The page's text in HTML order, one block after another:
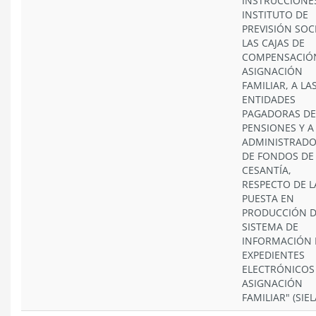
INSTITUTO DE
PREVISIÓN
LAS CAJAS DE
ASIGNACIÓN
FAMILIAR, A
ENTIDADES
PAGADORAS DE
PENSIONES Y
DE FONDOS DE
CESANTÍA,
RESPECTO DE
PUESTA EN
PRODUCCIÓN
SISTEMA DE
INFORMACIÓN
EXPEDIENTES
ASIGNACIÓN
FAMILIAR"